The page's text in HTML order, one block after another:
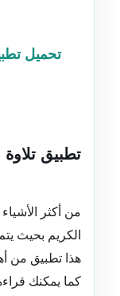
تطبيق تلاوة
من أكثر
الكريم بحيث
هذا تطبيق من
كما يمكنك